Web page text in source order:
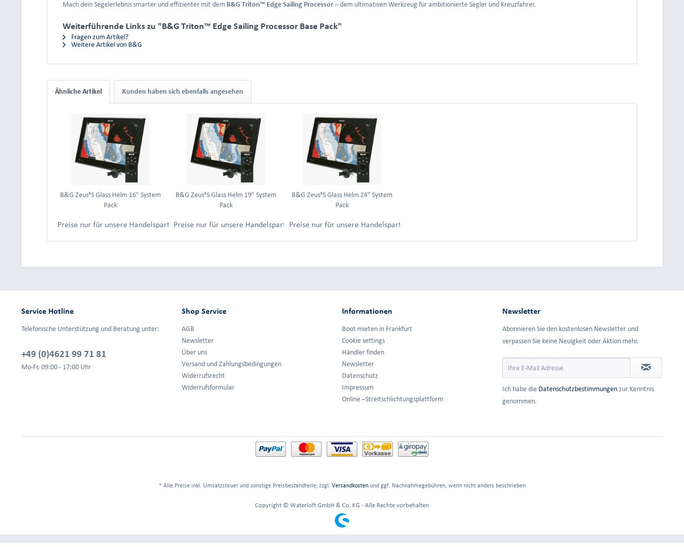
Mach dein Segelerlebnis smarter und effizienter mit dem B&G Triton™ Edge Sailing Processor – dem ultimativen Werkzeug für ambitionierte Segler und Kreuzfahrer.
Weiterführende Links zu "B&G Triton™ Edge Sailing Processor Base Pack"
Fragen zum Artikel?
Weitere Artikel von B&G
Ähnliche Artikel Kunden haben sich ebenfalls angesehen
B&G Zeus³S Glass Helm 16" System
Pack
Preise nur für unsere Handelspartner nach Anmeldung.
B&G Zeus³S Glass Helm 19" System
Pack
Preise nur für unsere Handelspartner nach Anmeldung.
B&G Zeus³S Glass Helm 24" System
Pack
Preise nur für unsere Handelspartner nach Anmeldung.
Service Hotline
Telefonische Unterstützung und Beratung unter:
+49 (0)4621 99 71 81
Mo-Fr, 09:00 - 17:00 Uhr
Shop Service
AGB
Newsletter
Über uns
Versand und Zahlungsbedingungen
Widerrufsrecht
Widerrufsformular
Informationen
Boot mieten in Frankfurt
Cookie settings
Händler finden
Newsletter
Datenschutz
Impressum
Online –Streitschlichtungsplattform
Newsletter
Abonnieren Sie den kostenlosen Newsletter und
verpassen Sie keine Neuigkeit oder Aktion mehr.
Ich habe die Datenschutzbestimmungen zur Kenntnis
genommen.
* Alle Preise inkl. Umsatzsteuer und sonstige Preisbestandteile; zzgl. Versandkostenund ggf. Nachnahmegebühren, wenn nicht anders beschrieben
Copyright © Waterloft GmbH & Co. KG - Alle Rechte vorbehalten